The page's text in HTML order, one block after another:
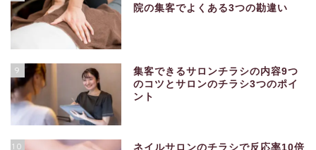
院の集客でよくある3つの勘違い
9
集客できるサロンチラシの内容9つ
のコツとサロンのチラシ3つのポイ
ント
10
ネイルサロンのチラシで反応率10倍